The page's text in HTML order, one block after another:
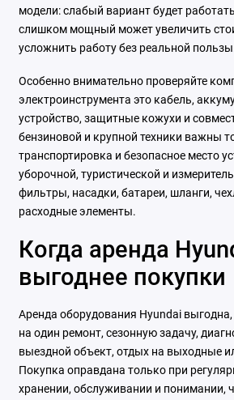
модели: слабый вариант будет
слишком мощный может увеличить
усложнить работу без реальной
Особенно внимательно проверяйте
электроинструмента это кабель,
устройство, защитные кожухи и
бензиновой и крупной техники важны
транспортировка и безопасное место
уборочной, туристической и
фильтры, насадки, батареи, шланги,
расходные элементы.
Когда аренда
выгоднее покупки
Аренда оборудования Hyundai
на один ремонт, сезонную задачу,
выездной объект, отдых на выходные
Покупка оправдана только при
хранении, обслуживании и понимании,